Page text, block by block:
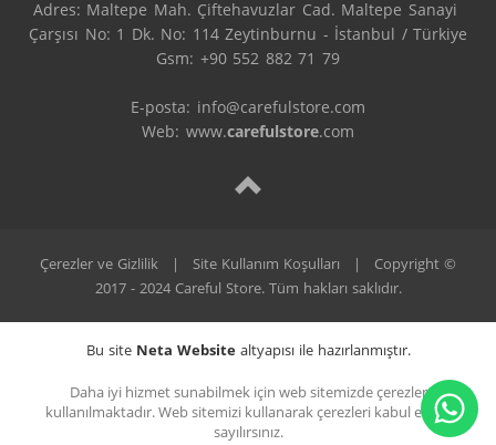
Adres: Maltepe Mah. Çiftehavuzlar Cad. Maltepe Sanayi
Çarşısı No: 1 Dk. No: 114 Zeytinburnu - İstanbul / Türkiye
Gsm: +90 552 882 71 79
E-posta: info@carefulstore.com
Web: www.carefulstore.com
Çerezler ve Gizlilik | Site Kullanım Koşulları |
Copyright ©
2017 - 2024 Careful Store. Tüm hakları saklıdır.
Bu site Neta Websitealtyapısı ile hazırlanmıştır.
Daha iyi hizmet sunabilmek için web sitemizde çerezler
kullanılmaktadır. Web sitemizi kullanarak çerezleri kabul etmiş
sayılırsınız.